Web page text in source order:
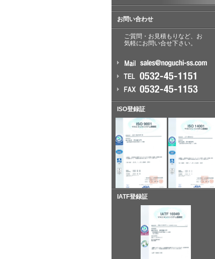
お問い合わせ
ご質問・お見積もりなど、お
気軽にお問い合せ下さい。
ISO登録証
IATF登録証